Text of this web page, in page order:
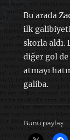
Bu arada
ilk
skorla aldı.
diğer gol
atmayı
galiba.
Bunu paylaş: